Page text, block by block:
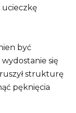
być
się
strukturę
pęknięcia